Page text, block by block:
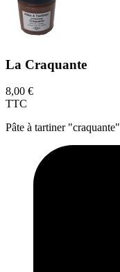
La Craquante
8,00 €
TTC
Pâte à tartiner "craquante"